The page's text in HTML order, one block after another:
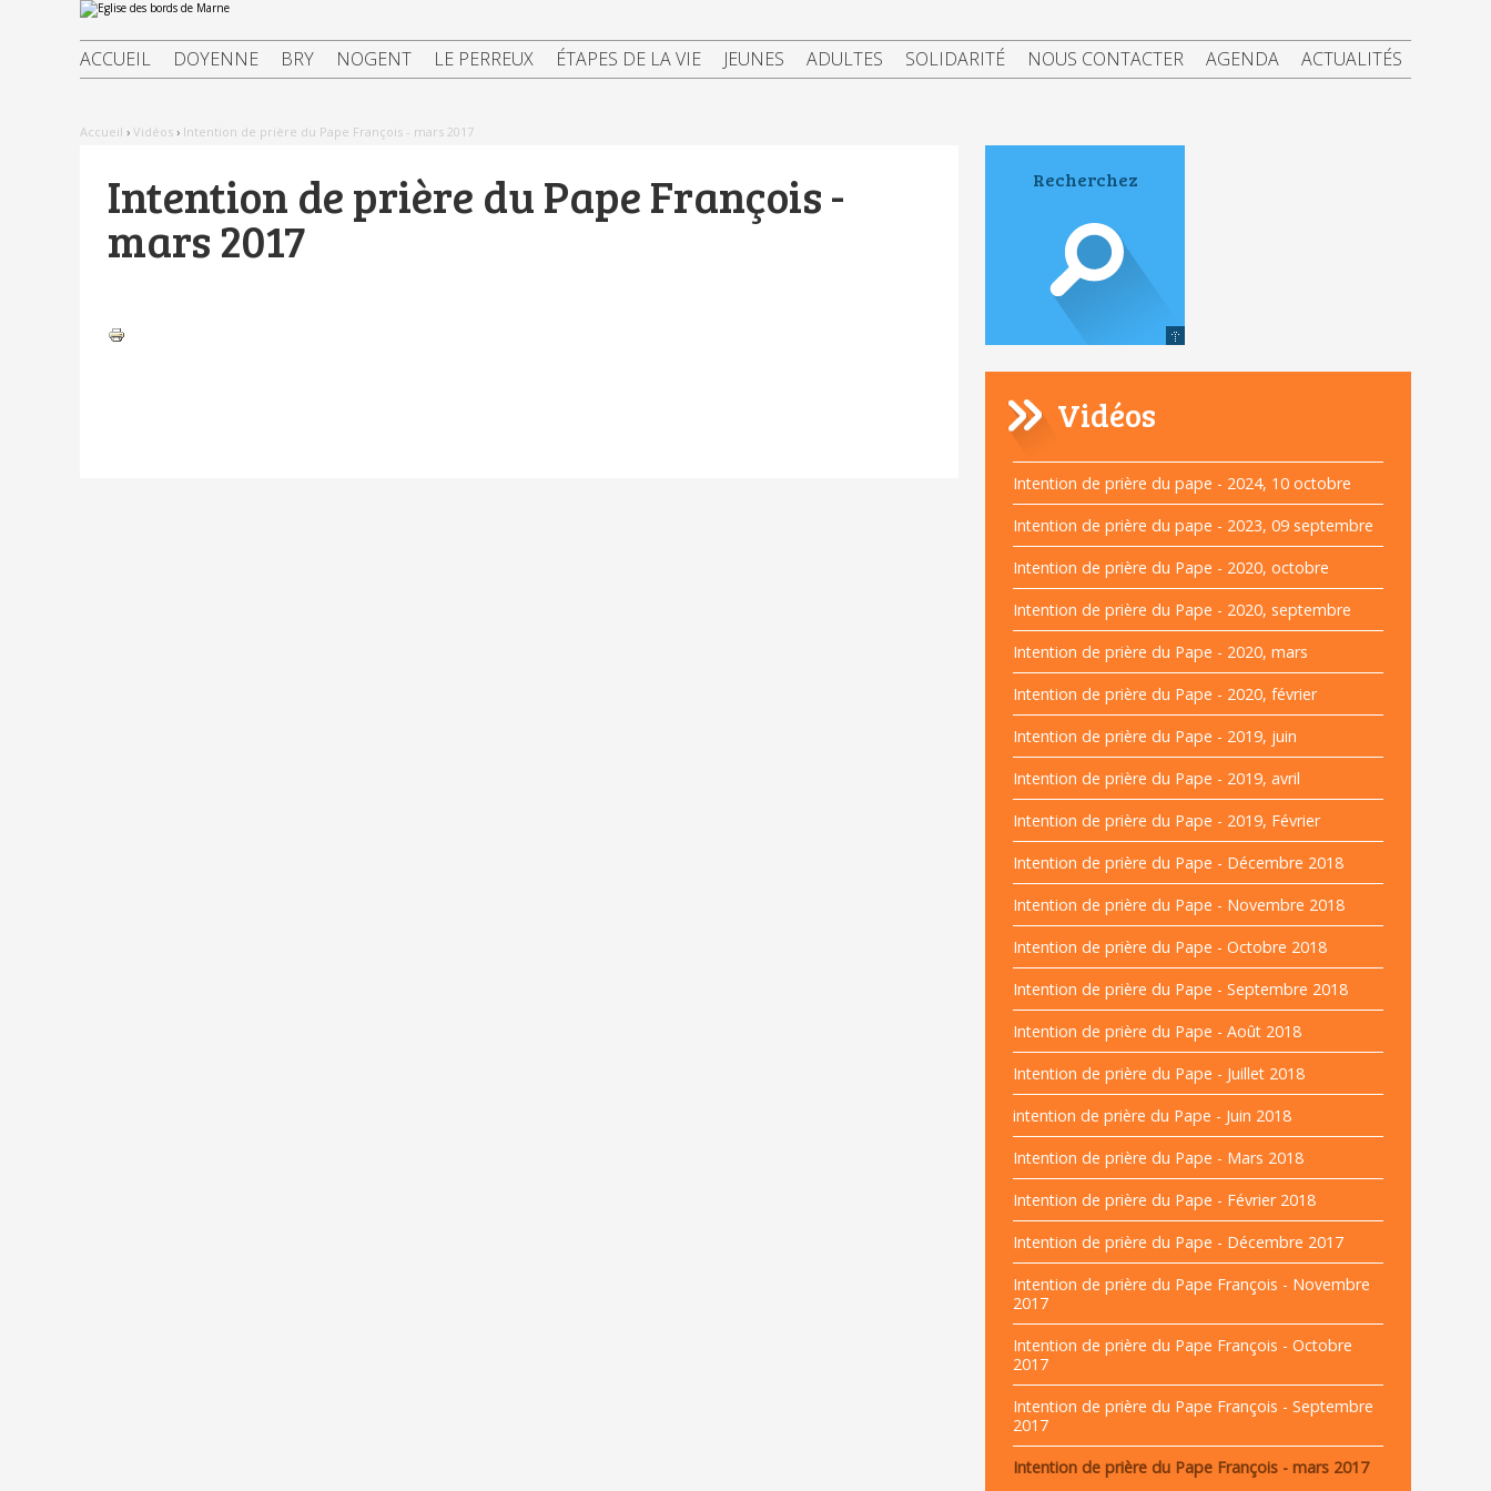
Aller
au
contenu.
|
Aller
Outils
personnels
ACCUEIL DOYENNE BRY NOGENT LE PERREUX ÉTAPES DE LA VIE JEUNES ADULTES SOLIDARITÉ NOUS CONTACTER AGENDA ACTUALITÉS
Accueil › Vidéos › Intention de prière du Pape François - mars 2017
Navigation
Vidéos
Intention de prière du pape - 2024, 10 octobre
Intention de prière du pape - 2023, 09 septembre
Intention de prière du Pape - 2020, octobre
Intention de prière du Pape - 2020, septembre
Intention de prière du Pape - 2020, mars
Intention de prière du Pape - 2020, février
Intention de prière du Pape - 2019, juin
Intention de prière du Pape - 2019, avril
Intention de prière du Pape - 2019, Février
Intention de prière du Pape - Décembre 2018
Intention de prière du Pape - Novembre 2018
Intention de prière du Pape - Octobre 2018
Intention de prière du Pape - Septembre 2018
Intention de prière du Pape - Août 2018
Intention de prière du Pape - Juillet 2018
intention de prière du Pape - Juin 2018
Intention de prière du Pape - Mars 2018
Intention de prière du Pape - Février 2018
Intention de prière du Pape - Décembre 2017
Intention de prière du Pape François - Novembre
2017
Intention de prière du Pape François - Octobre
2017
Intention de prière du Pape François - Septembre
2017
Intention de prière du Pape François - mars 2017
Intention de prière du Pape François -
mars 2017
Actions